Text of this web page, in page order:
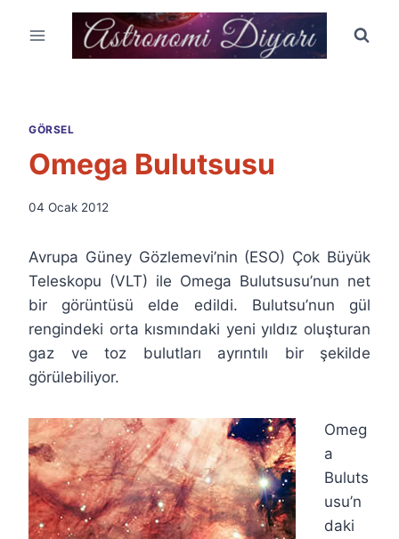
GÖRSEL
Omega Bulutsusu
By
Özyar
04 Ocak 2012
Avrupa Güney Gözlemevi’nin (ESO) Çok Büyük
Teleskopu (VLT) ile Omega Bulutsusu’nun net
bir görüntüsü elde edildi. Bulutsu’nun gül
rengindeki orta kısmındaki yeni yıldız oluşturan
gaz ve toz bulutları ayrıntılı bir şekilde
görülebiliyor.
Omeg
a
Buluts
usu’n
daki